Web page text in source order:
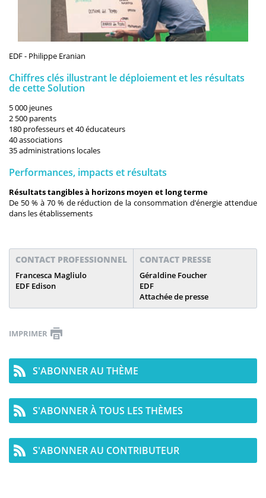
EDF - Philippe Eranian
Chiffres clés illustrant le déploiement et les résultats
de cette Solution
5 000 jeunes
2 500 parents
180 professeurs et 40 éducateurs
40 associations
35 administrations locales
Performances, impacts et résultats
Résultats tangibles à horizons moyen et long terme
De 50 % à 70 % de réduction de la consommation d’énergie attendue
dans les établissements
CONTACT PROFESSIONNEL
Francesca Magliulo
EDF Edison
CONTACT PRESSE
Géraldine Foucher
EDF
Attachée de presse
IMPRIMER
S'ABONNER AU THÈME
S'ABONNER À TOUS LES THÈMES
S'ABONNER AU CONTRIBUTEUR